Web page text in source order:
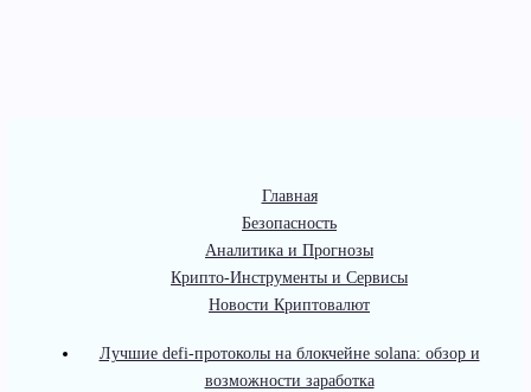
Главная
Безопасность
Аналитика и Прогнозы
Крипто-Инструменты и Сервисы
Новости Криптовалют
Лучшие defi-протоколы на блокчейне solana: обзор и
возможности заработка